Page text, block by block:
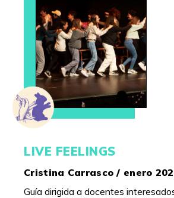
LIVE FEELINGS
Cristina Carrasco / enero
Guía dirigida a docentes